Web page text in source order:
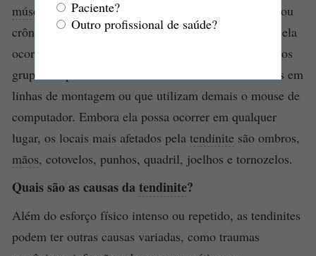
Paciente?
Outro profissional de saúde?
músculosaos ossos.Tendinite
aguda ou
crônica de qualquer um dessestendões. Usualmente ela
ocorre em pessoas que realizam tarefas repetitivas e os
grupos de pessoas mais afetados são os trabalhadores em
linhas de montagem ou que utilizam demais o mouse de
computador. Embora ela possa ocorrer em qualquer
lugar, os locais mais afetados pela tendinite são ombros,
mãos, cotovelos, punhos, quadril, joelhos e tornozelos.
Quais são as causas da tendinite?
Além do esforço físico intenso ou repetido, as tendinites
podem ter outras causas variadas, como traumas